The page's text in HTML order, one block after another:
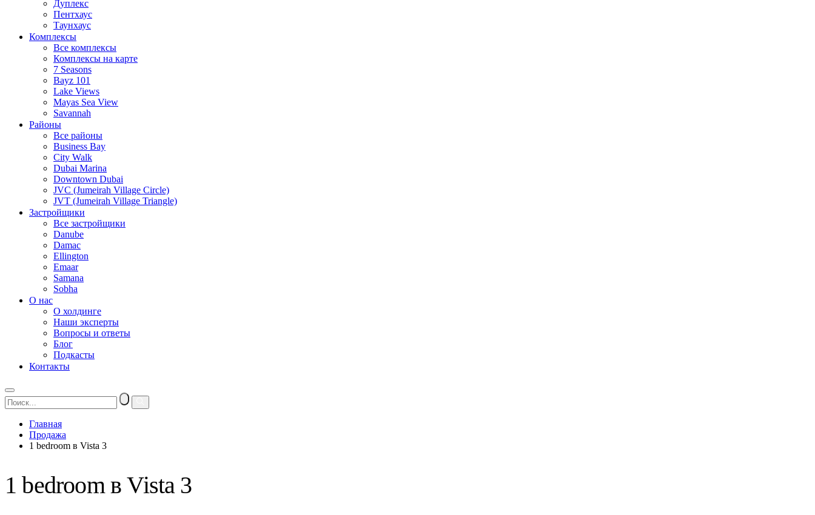
Дуплекс
Пентхаус
Таунхаус
Комплексы
Все комплексы
Комплексы на карте
7 Seasons
Bayz 101
Lake Views
Mayas Sea View
Savannah
Районы
Все районы
Business Bay
City Walk
Dubai Marina
Downtown Dubai
JVC (Jumeirah Village Circle)
JVT (Jumeirah Village Triangle)
Застройщики
Все застройщики
Danube
Damac
Ellington
Emaar
Samana
Sobha
О нас
О холдинге
Наши эксперты
Вопросы и ответы
Блог
Подкасты
Контакты
Главная
Продажа
1 bedroom в Vista 3
1 bedroom в Vista 3